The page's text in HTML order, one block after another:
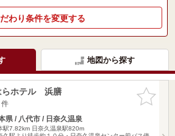
わり条件を変更する
地図から探す
お気に入
りに追加
らホテル 浜膳
県 / 八代市 / 日奈久温泉
駅7.82km 日奈久温泉駅820m